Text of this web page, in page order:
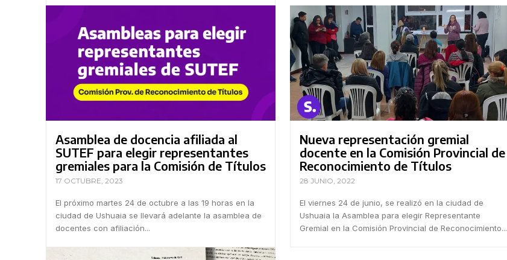
Asamblea de docencia afiliada al
SUTEF para elegir representantes
gremiales para la Comisión de Títulos
17 OCTUBRE, 2023
El próximo martes 24 de octubre a las 19 horas en la
ciudad de Ushuaia se llevará adelante la asamblea de
docentes con afiliación...
Nueva representación gremial
docente en la Comisión Provincial de
Reconocimiento de Títulos
28 JUNIO, 2022
El viernes 24 de junio, se realizó en la ciudad de
Ushuaia la Asamblea para elegir Representante
Gremial en la Comisión Provincial de Reconocimiento...